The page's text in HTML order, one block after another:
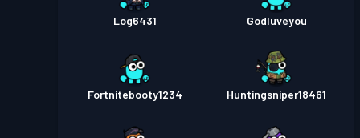
Log6431 Godluveyou
Fortnitebooty1234 Huntingsniper18461